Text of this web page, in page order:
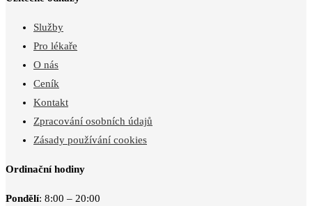
Služby
Pro lékaře
O nás
Ceník
Kontakt
Zpracování osobních údajů
Zásady používání cookies
Ordinační hodiny
Pondělí: 8:00 – 20:00